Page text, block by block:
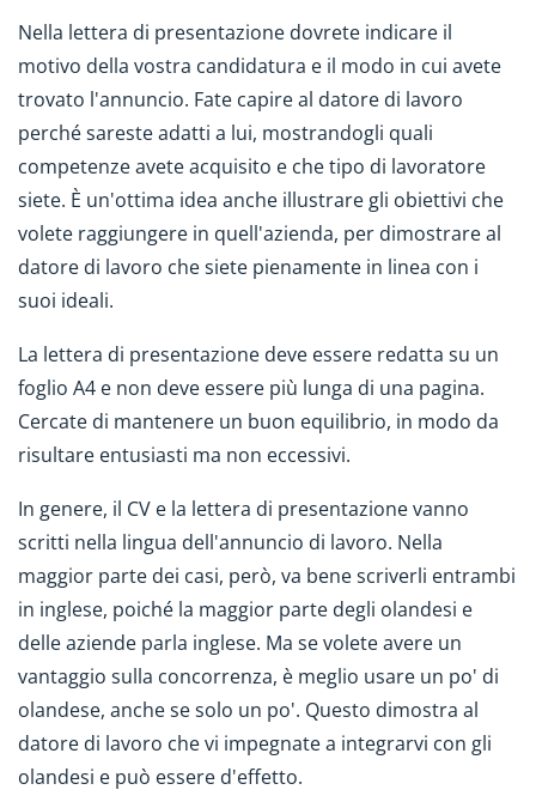
Nella lettera di presentazione dovrete indicare il
motivo della vostra candidatura e il modo in cui avete
trovato l'annuncio. Fate capire al datore di lavoro
perché sareste adatti a lui, mostrandogli quali
competenze avete acquisito e che tipo di lavoratore
siete. È un'ottima idea anche illustrare gli obiettivi che
volete raggiungere in quell'azienda, per dimostrare al
datore di lavoro che siete pienamente in linea con i
suoi ideali.
La lettera di presentazione deve essere redatta su un
foglio A4 e non deve essere più lunga di una pagina.
Cercate di mantenere un buon equilibrio, in modo da
risultare entusiasti ma non eccessivi.
In genere, il CV e la lettera di presentazione vanno
scritti nella lingua dell'annuncio di lavoro. Nella
maggior parte dei casi, però, va bene scriverli entrambi
in inglese, poiché la maggior parte degli olandesi e
delle aziende parla inglese. Ma se volete avere un
vantaggio sulla concorrenza, è meglio usare un po' di
olandese, anche se solo un po'. Questo dimostra al
datore di lavoro che vi impegnate a integrarvi con gli
olandesi e può essere d'effetto.